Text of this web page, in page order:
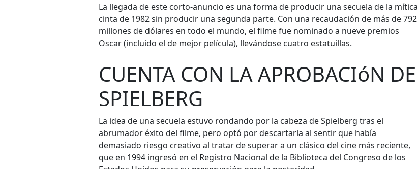
La llegada de este corto-anuncio es una forma de producir una secuela de la mítica
cinta de 1982 sin producir una segunda parte. Con una recaudación de más de 792
millones de dólares en todo el mundo, el filme fue nominado a nueve premios
Oscar (incluido el de mejor película), llevándose cuatro estatuillas.
CUENTA CON LA APROBACIóN DE
SPIELBERG
La idea de una secuela estuvo rondando por la cabeza de Spielberg tras el
abrumador éxito del filme, pero optó por descartarla al sentir que había
demasiado riesgo creativo al tratar de superar a un clásico del cine más reciente,
que en 1994 ingresó en el Registro Nacional de la Biblioteca del Congreso de los